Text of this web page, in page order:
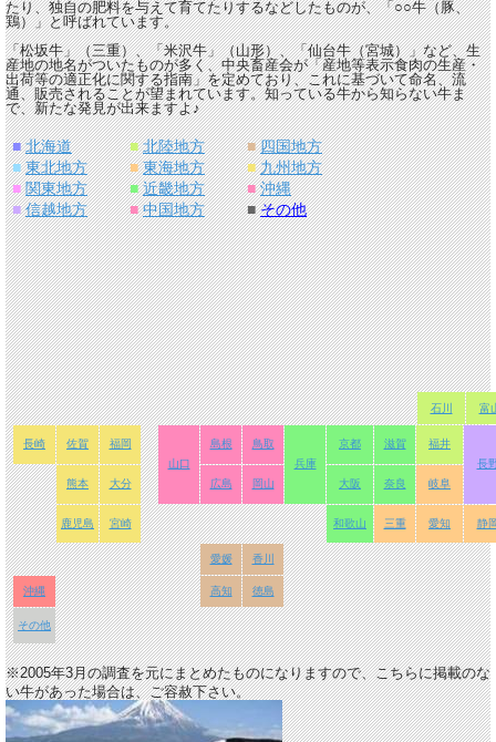
たり、独自の肥料を与えて育てたりするなどしたものが、「○○牛（豚、
鶏）」と呼ばれています。
「松坂牛」（三重）、「米沢牛」（山形）、「仙台牛（宮城）」など、生
産地の地名がついたものが多く、中央畜産会が「産地等表示食肉の生産・
出荷等の適正化に関する指南」を定めており、これに基づいて命名、流
通、販売されることが望まれています。知っている牛から知らない牛ま
で、新たな発見が出来ますよ♪
■ 北海道
■ 東北地方
■ 関東地方
■ 信越地方
■ 北陸地方
■ 東海地方
■ 近畿地方
■ 中国地方
■ 四国地方
■ 九州地方
■ 沖縄
■ その他
石川 富
長崎 佐賀
福岡
山口
島根
鳥取
兵庫
京都 滋賀
福井
長
熊本
大分 広島 岡山 大阪 奈良 岐阜
鹿児島 宮崎 和歌山 三重 愛知 静
愛媛 香川
沖縄 高知 徳島
その他
※2005年3月の調査を元にまとめたものになりますので、こちらに掲載のな
い牛があった場合は、ご容赦下さい。